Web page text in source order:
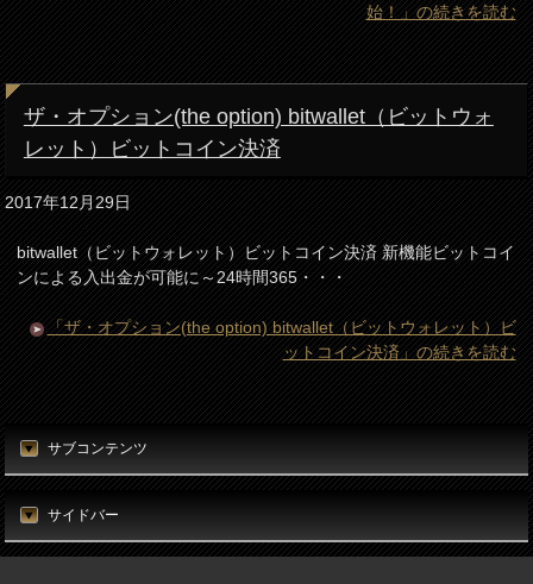
始！」の続きを読む
ザ・オプション(the option) bitwallet（ビットウォ
レット）ビットコイン決済
2017年12月29日
bitwallet（ビットウォレット）ビットコイン決済 新機能ビットコイ
ンによる入出金が可能に～24時間365・・・
「ザ・オプション(the option) bitwallet（ビットウォレット）ビ
ットコイン決済」の続きを読む
サブコンテンツ
サイドバー